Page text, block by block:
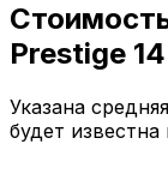
Prestige 14
Указана
будет